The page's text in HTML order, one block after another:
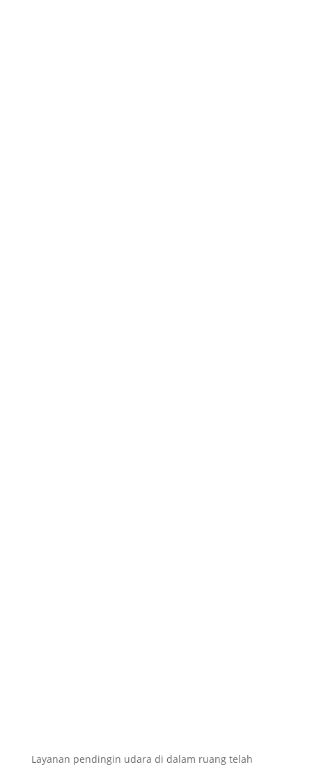
Layanan pendingin udara di dalam ruang telah